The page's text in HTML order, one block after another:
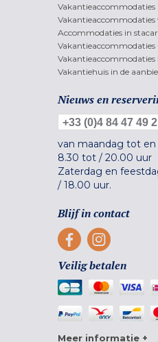
Vakantieaccommodaties
Accommodaties in
Vakantieaccommodaties
Vakantiehuis in de
Nieuws en
+33 (0)4 84 47 49
van maandag tot
8.30 tot / 20.00 uur
Zaterdag en
/ 18.00 uur.
Blijf in contact
Veilig betalen
Meer informatie +